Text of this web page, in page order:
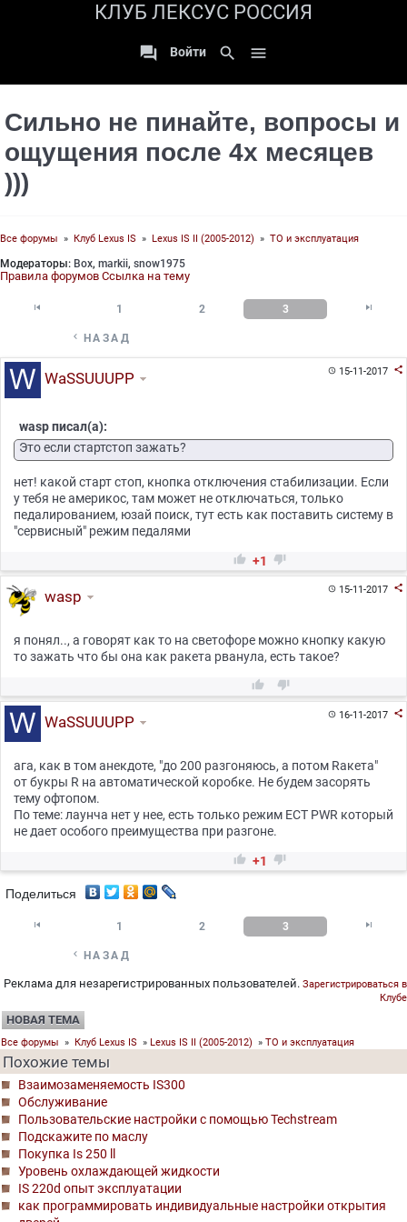
КЛУБ ЛЕКСУС РОССИЯ
 Войти search 
Сильно не пинайте, вопросы и
ощущения после 4х месяцев
)))
Все форумы » Клуб Lexus IS » Lexus IS II (2005-2012) » ТО и эксплуатация
Модераторы: Box, markii, snow1975
Правила форумов Ссылка на тему
 1 2 3 
 НАЗАД
15-11-2017 
WaSSUUUPP
wasp писал(а):
Это если стартстоп зажать?
нет! какой старт стоп, кнопка отключения стабилизации. Если
у тебя не америкос, там может не отключаться, только
педалированием, юзай поиск, тут есть как поставить систему в
"сервисный" режим педалями
 +1 
15-11-2017 
wasp
я понял.., а говорят как то на светофоре можно кнопку какую
то зажать что бы она как ракета рванула, есть такое?
 
16-11-2017 
WaSSUUUPP
ага, как в том анекдоте, "до 200 разгоняюсь, а потом Rакета"
от букры R на автоматической коробке. Не будем засорять
тему офтопом.
По теме: лаунча нет у нее, есть только режим ECT PWR который
не дает особого преимущества при разгоне.
 +1 
Поделиться
 1 2 3 
 НАЗАД
Реклама для незарегистрированных пользователей. Зарегистрироваться в
Клубе
НОВАЯ ТЕМА
Все форумы » Клуб Lexus IS » Lexus IS II (2005-2012) » ТО и эксплуатация
Похожие темы
Взаимозаменяемость IS300
Обслуживание
Пользовательские настройки с помощью Techstream
Подскажите по маслу
Покупка Is 250 ll
Уровень охлаждающей жидкости
IS 220d опыт эксплуатации
как программировать индивидуальные настройки открытия